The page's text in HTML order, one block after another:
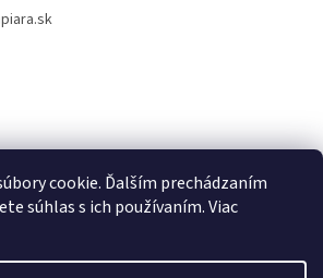
cookie. Ďalším prechádzaním
súhlas s ich používaním. Viac